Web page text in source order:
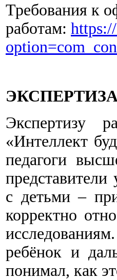
Требования к
работам:
Экспертизу
«Интеллект
педагоги
с детьми –
корректно
ребёнок и
понимал, как